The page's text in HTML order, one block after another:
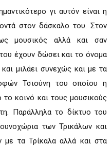
γι αυτόν είναι η
στον δάσκαλο του. Στον
μουσικός αλλά και σαν
έχουν δώσει και το όνομα
μιλάει συνεχώς και με τα
Τσιούνη του οποίου η
κοινό και τους μουσικούς
Παράλληλα το δίκτυο του
των Τρικάλων και
με τα Τρίκαλα αλλά και στα